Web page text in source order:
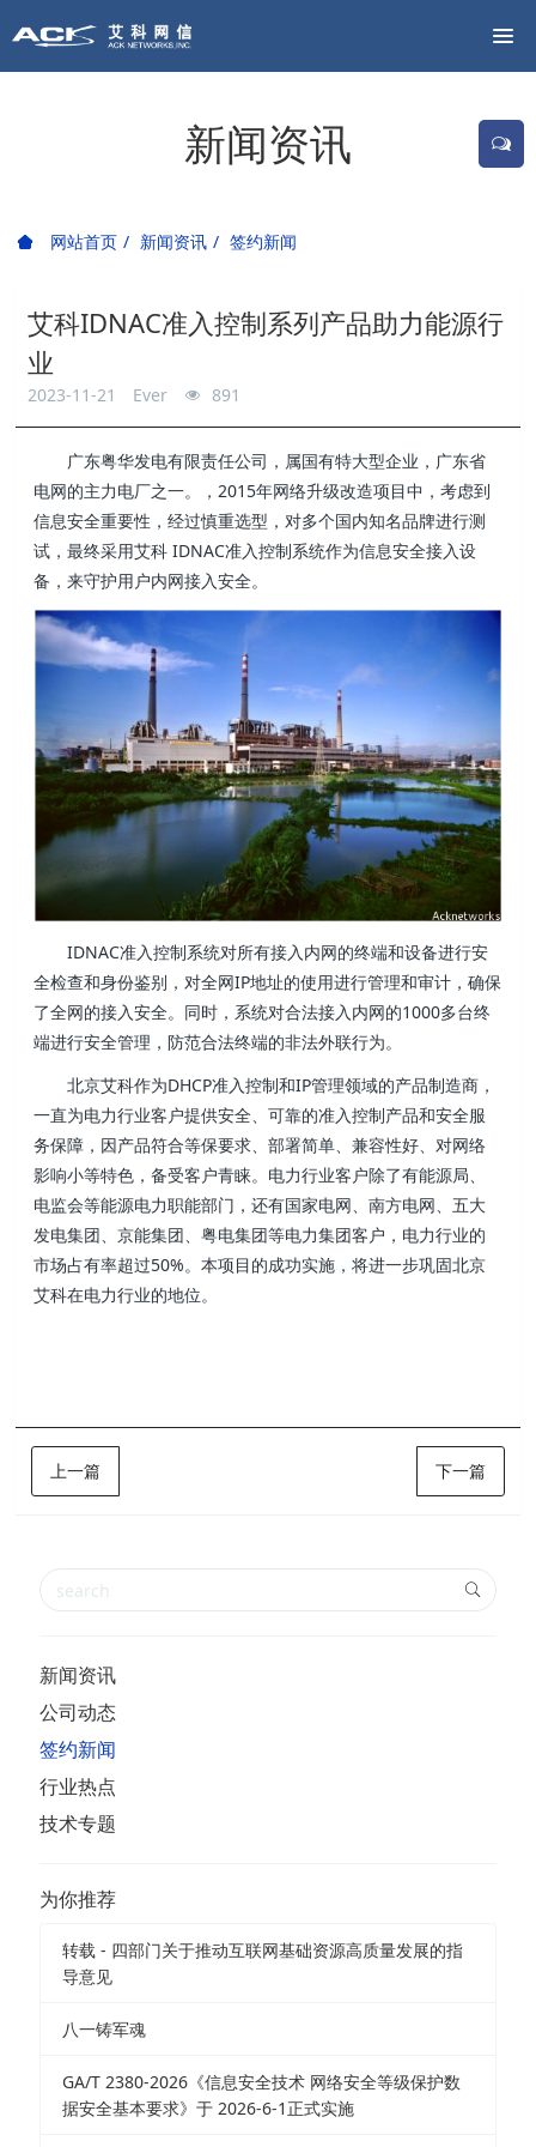
新闻资讯
网站首页 新闻资讯 签约新闻
艾科IDNAC准入控制系列产品助力能源行
业
2023-11-21 Ever 891
广东粤华发电有限责任公司，属国有特大型企业，广东省
电网的主力电厂之一。，2015年网络升级改造项目中，考虑到
信息安全重要性，经过慎重选型，对多个国内知名品牌进行测
试，最终采用艾科 IDNAC准入控制系统作为信息安全接入设
备，来守护用户内网接入安全。
IDNAC准入控制系统对所有接入内网的终端和设备进行安
全检查和身份鉴别，对全网IP地址的使用进行管理和审计，确保
了全网的接入安全。同时，系统对合法接入内网的1000多台终
端进行安全管理，防范合法终端的非法外联行为。
北京艾科作为DHCP准入控制和IP管理领域的产品制造商，
一直为电力行业客户提供安全、可靠的准入控制产品和安全服
务保障，因产品符合等保要求、部署简单、兼容性好、对网络
影响小等特色，备受客户青睐。电力行业客户除了有能源局、
电监会等能源电力职能部门，还有国家电网、南方电网、五大
发电集团、京能集团、粤电集团等电力集团客户，电力行业的
市场占有率超过50%。本项目的成功实施，将进一步巩固北京
艾科在电力行业的地位。
上一篇 下一篇
新闻资讯
公司动态
签约新闻
行业热点
技术专题
为你推荐
转载 - 四部门关于推动互联网基础资源高质量发展的指
导意见
八一铸军魂
GA/T 2380-2026《信息安全技术 网络安全等级保护数
据安全基本要求》于 2026-6-1正式实施